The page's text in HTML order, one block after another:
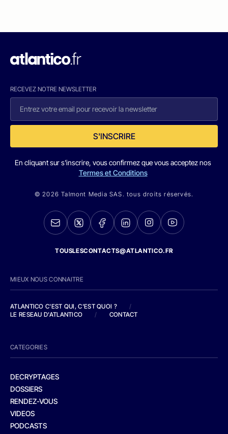
RECEVEZ NOTRE NEWSLETTER
S'INSCRIRE
En cliquant sur s'inscrire, vous confirmez que vous acceptez nos
Termes et Conditions
© 2026 Talmont Media SAS. tous droits réservés.
TOUSLESCONTACTS@ATLANTICO.FR
MIEUX NOUS CONNAITRE
ATLANTICO C'EST QUI, C'EST QUOI ?
/
LE RESEAU D'ATLANTICO
/ CONTACT
CATEGORIES
DECRYPTAGES
DOSSIERS
RENDEZ-VOUS
VIDEOS
PODCASTS